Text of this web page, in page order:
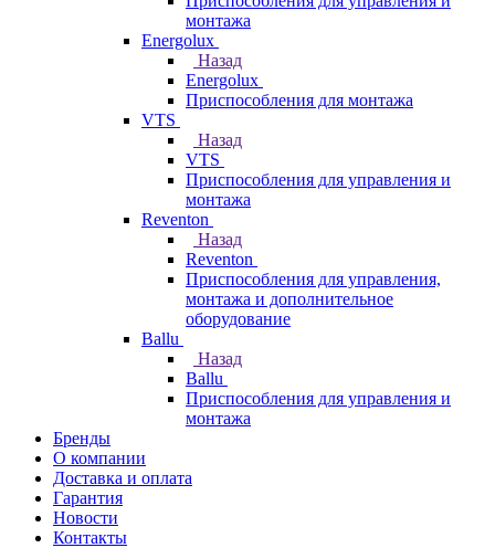
монтажа
Energolux
Назад
Energolux
Приспособления для монтажа
VTS
Назад
VTS
Приспособления для управления и
монтажа
Reventon
Назад
Reventon
Приспособления для управления,
монтажа и дополнительное
оборудование
Ballu
Назад
Ballu
Приспособления для управления и
монтажа
Бренды
О компании
Доставка и оплата
Гарантия
Новости
Контакты